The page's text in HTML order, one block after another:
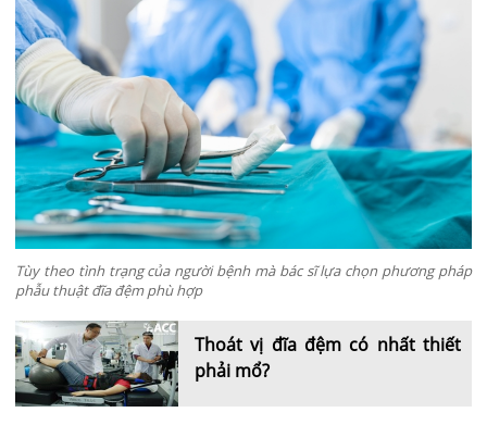
Tùy theo tình trạng của người bệnh mà bác sĩ lựa chọn phương pháp
phẫu thuật đĩa đệm phù hợp
Thoát vị đĩa đệm có nhất thiết
phải mổ?